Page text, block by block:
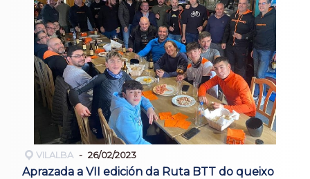
VILALBA 26/02/2023
Aprazada a VII edición da Ruta BTT do queixo